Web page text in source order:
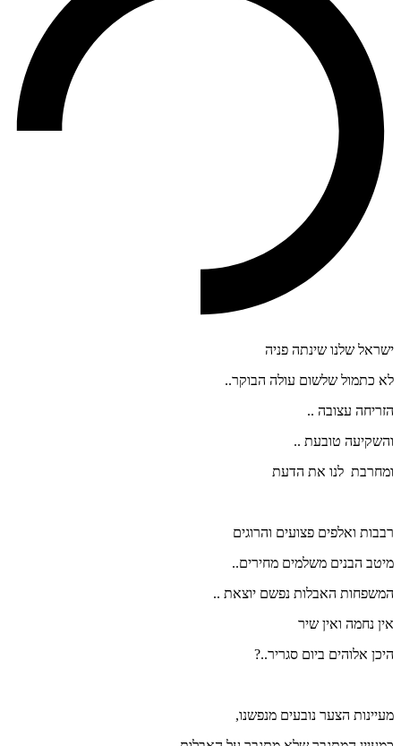
ישראל שלנו שינתה פניה
לא כתמול שלשום עולה הבוקר..
הזריחה עצובה ..
והשקיעה טובעת ..
ומחרבת לנו את הדעת
רבבות ואלפים פצועים והרוגים
מיטב הבנים משלמים מחירים..
המשפחות האבלות נפשם יוצאת ..
אין נחמה ואין שיר
היכן אלוהים ביום סגריר..?
מעיינות הצער נובעים מנפשנו,